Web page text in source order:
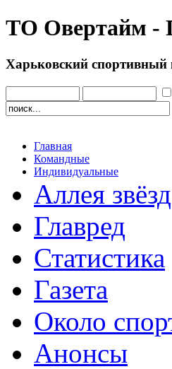
ТО Овертайм -
Харьковский спортивный
Главная
Командные
Индивидуальные
Аллея звёзд
Главред
Статистика
Газета
Около
Анонсы